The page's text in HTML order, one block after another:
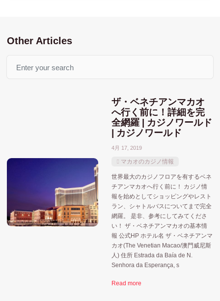
Other Articles
ザ・ベネチアンマカオ
へ行く前に！詳細を完
全網羅 | カジノワールド
| カジノワールド
4月 17, 2019
マカオのカジノ情報
世界最大のカジノフロアを有するベネ
チアンマカオへ行く前に！ カジノ情
報を始めとしてショッピングやレスト
ラン、シャトルバスについてまで完全
網羅。 是非、参考にしてみてくださ
い！ ザ・ベネチアンマカオの基本情
報 公式HP ホテル名 ザ・ベネチアンマ
カオ(The Venetian Macao/澳門威尼斯
人) 住所 Estrada da Baía de N.
Senhora da Esperança, s
Read more